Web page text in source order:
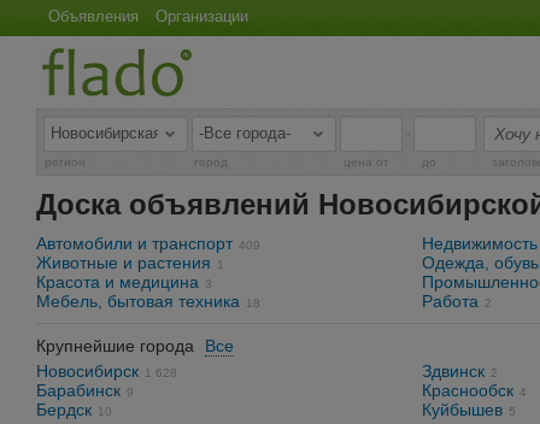
Объявления Организации
-
регион город цена от до
Доска объявлений
Автомобили и транспорт 409
Животные и растения 1
Красота и медицина 3
Мебель, бытовая техника 18
Недвижимость
Одежда,
Работа
2
Крупнейшие города
Все
Новосибирск 1 628
Барабинск 9
Бердск 10
Здвинск 2
Краснообск 4
Куйбышев 5